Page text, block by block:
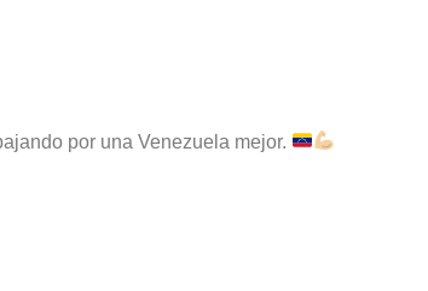
por una Venezuela mejor.